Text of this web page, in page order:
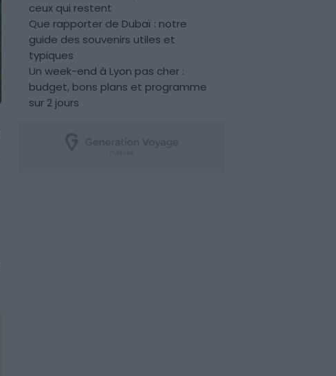
ceux qui restent
Que rapporter de Dubaï : notre
guide des souvenirs utiles et
typiques
Un week-end à Lyon pas cher :
budget, bons plans et programme
sur 2 jours